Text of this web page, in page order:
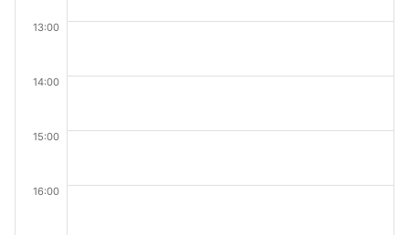
13:00
14:00
15:00
16:00